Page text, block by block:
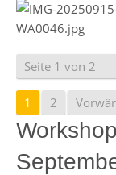
Seite 1 von 2
1 2